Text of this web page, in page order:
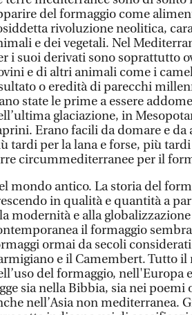
del formaggio come
rivoluzione neolitica,
e dei vegetali. Nel
i suoi derivati sono soprattutto
e di altri animali come i
o eredità di parecchi
state le prime a essere
glaciazione, in
Erano facili da domare e da
tardi per la lana e forse, più
circummediterranee per il
mondo antico. La storia del
in qualità e quantità a
modernità e alla
il formaggio
ormai da secoli
e il Camembert. Tutto
del formaggio, nell'Europa
sia nella Bibbia, sia nei
nell’Asia non mediterranea.